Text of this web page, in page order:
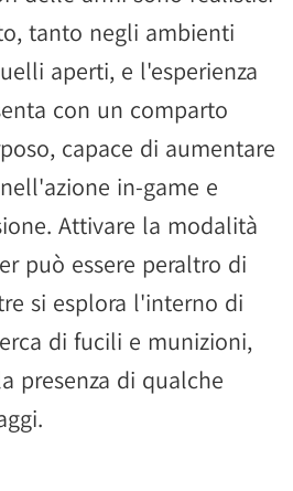
tanto negli ambienti
aperti, e l'esperienza
con un comparto
capace di aumentare
in-game e
Attivare la modalità
può essere peraltro di
si esplora l'interno di
di fucili e munizioni,
presenza di qualche